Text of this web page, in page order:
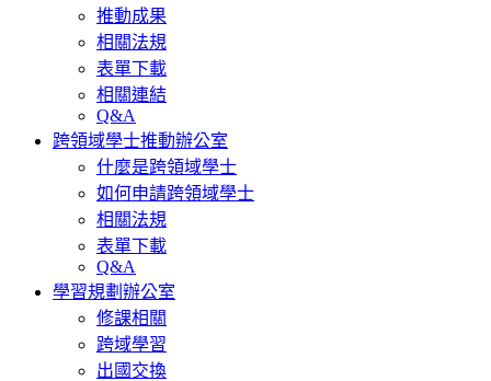
推動成果
相關法規
表單下載
相關連結
Q&A
跨領域學士推動辦公室
什麼是跨領域學士
如何申請跨領域學士
相關法規
表單下載
Q&A
學習規劃辦公室
修課相關
跨域學習
出國交換